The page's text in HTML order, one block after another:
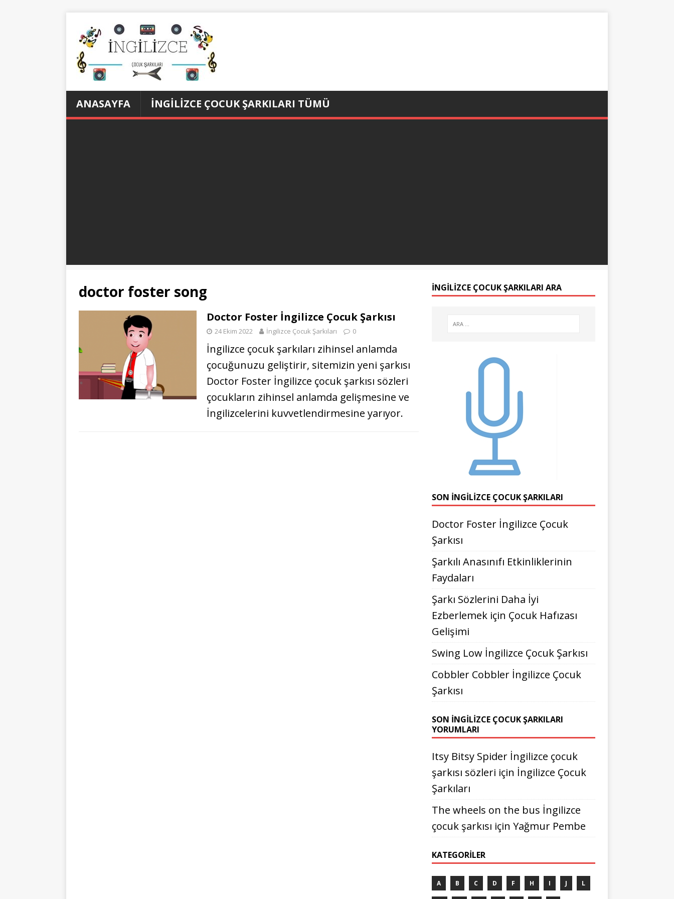
ANASAYFA İNGILIZCE ÇOCUK ŞARKILARI TÜMÜ
doctor foster song
Doctor Foster İngilizce Çocuk Şarkısı
24 Ekim 2022 İngilizce Çocuk Şarkıları 0
İngilizce çocuk şarkıları zihinsel anlamda
çocuğunuzu geliştirir, sitemizin yeni şarkısı
Doctor Foster İngilizce çocuk şarkısı sözleri
çocukların zihinsel anlamda gelişmesine ve
İngilizcelerini kuvvetlendirmesine yarıyor.
İNGILIZCE ÇOCUK ŞARKILARI ARA
SON İNGILIZCE ÇOCUK ŞARKILARI
Doctor Foster İngilizce Çocuk
Şarkısı
Şarkılı Anasınıfı Etkinliklerinin
Faydaları
Şarkı Sözlerini Daha İyi
Ezberlemek için Çocuk Hafızası
Gelişimi
Swing Low İngilizce Çocuk Şarkısı
Cobbler Cobbler İngilizce Çocuk
Şarkısı
SON İNGILIZCE ÇOCUK ŞARKILARI
YORUMLARI
Itsy Bitsy Spider İngilizce çocuk
şarkısı sözleri için İngilizce Çocuk
Şarkıları
The wheels on the bus İngilizce
çocuk şarkısı için Yağmur Pembe
KATEGORILER
A B C D F H I J L